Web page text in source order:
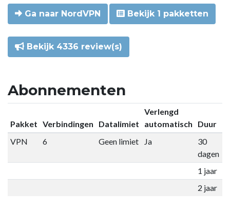
Ga naar NordVPN Bekijk 1 pakketten
Bekijk 4336 review(s)
Abonnementen
Pakket Verbindingen Datalimiet
Verlengd
automatisch
Duur
VPN
6 Geen limiet Ja
30
dagen
1 jaar
2 jaar